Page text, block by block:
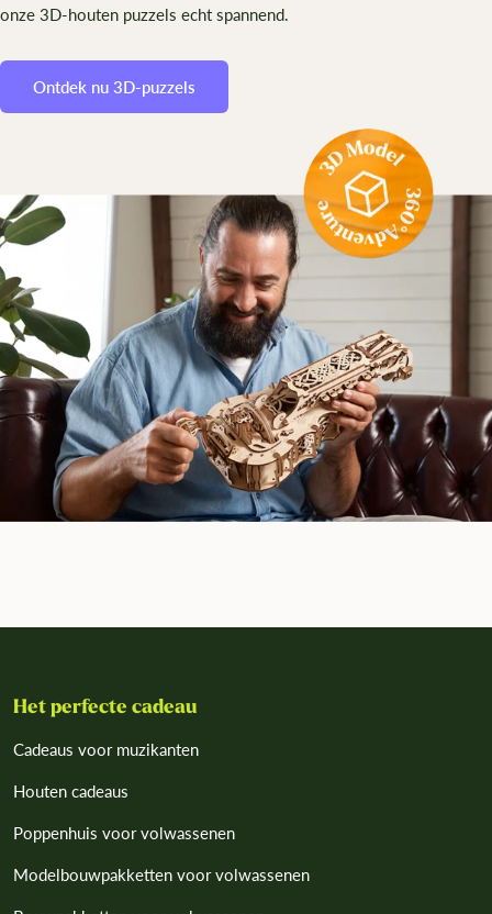
onze 3D-houten puzzels echt spannend.
Ontdek nu 3D-puzzels
Het perfecte cadeau
Cadeaus voor muzikanten
Houten cadeaus
Poppenhuis voor volwassenen
Modelbouwpakketten voor volwassenen